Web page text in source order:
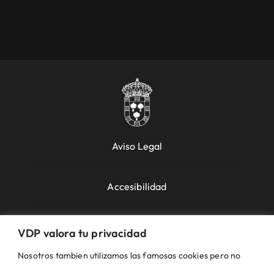
VDP valora tu privacidad
Nosotros tambien utilizamos las famosas cookies pero no
Aviso Legal
Accesibilidad
Política de Cookies